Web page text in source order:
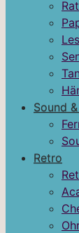
Sound
Retro